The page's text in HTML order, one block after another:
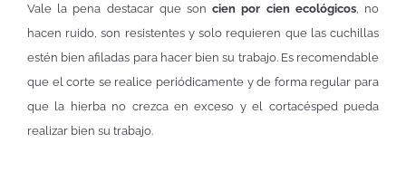
Vale la pena destacar que soncien por cien ecológicos, no
hacen ruido, son resistentes y solo requieren que las cuchillas
estén bien afiladas para hacer bien su trabajo. Es recomendable
que el corte se realice periódicamente y de forma regular para
que la hierba no crezca en exceso y el cortacésped pueda
realizar bien su trabajo.